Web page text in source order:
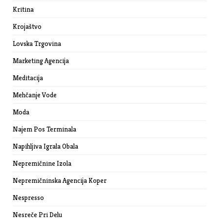
Kritina
Krojaštvo
Lovska Trgovina
Marketing Agencija
Meditacija
Mehčanje Vode
Moda
Najem Pos Terminala
Napihljiva Igrala Obala
Nepremičnine Izola
Nepremičninska Agencija Koper
Nespresso
Nesreče Pri Delu